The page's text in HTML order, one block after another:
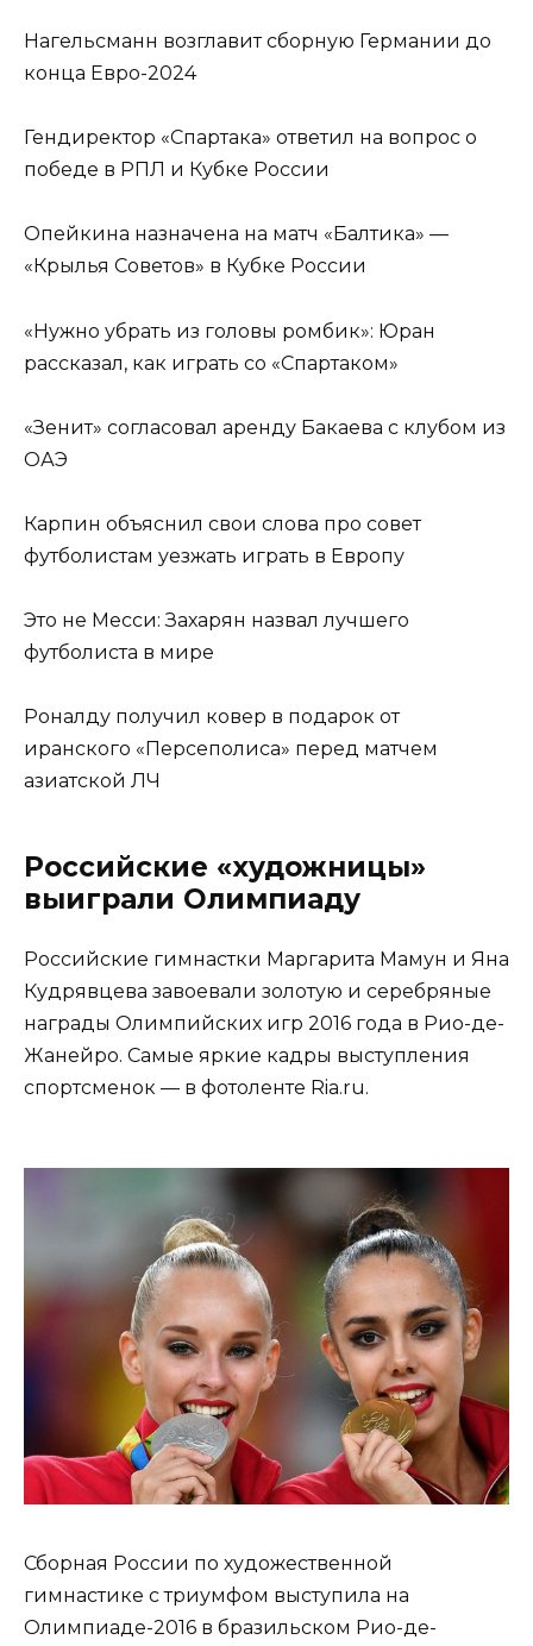
Нагельсманн возглавит сборную Германии до
конца Евро-2024
Гендиректор «Спартака» ответил на вопрос о
победе в РПЛ и Кубке России
Опейкина назначена на матч «Балтика» —
«Крылья Советов» в Кубке России
«Нужно убрать из головы ромбик»: Юран
рассказал, как играть со «Спартаком»
«Зенит» согласовал аренду Бакаева с клубом из
ОАЭ
Карпин объяснил свои слова про совет
футболистам уезжать играть в Европу
Это не Месси: Захарян назвал лучшего
футболиста в мире
Роналду получил ковер в подарок от
иранского «Персеполиса» перед матчем
азиатской ЛЧ
Российские «художницы»
выиграли Олимпиаду
Российские гимнастки Маргарита Мамун и Яна
Кудрявцева завоевали золотую и серебряные
награды Олимпийских игр 2016 года в Рио-де-
Жанейро. Самые яркие кадры выступления
спортсменок — в фотоленте Ria.ru.
Сборная России по художественной
гимнастике с триумфом выступила на
Олимпиаде-2016 в бразильском Рио-де-